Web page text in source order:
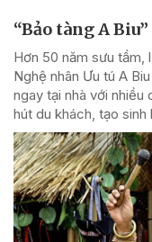
“Bảo tàng A
Hơn 50 năm sưu tầm,
Nghệ nhân Ưu tú A
ngay tại nhà với nhiều
hút du khách, tạo